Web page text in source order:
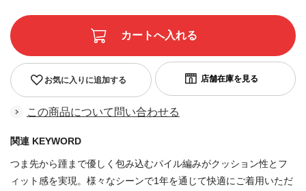
お気に入りに追加する
この商品について問い合わせる
関連 KEYWORD
つま先から踵まで優しく包み込むパイル編みがクッション性とフ
ィット感を実現。様々なシーンで1年を通じて快適にご着用いただ